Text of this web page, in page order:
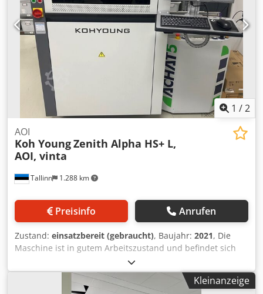
1 /2
Tallinn 1.288 km
AOI
Koh YoungZenith Alpha HS+ L,
AOI, vinta
Preisinfo Anrufen
Zustand: einsatzbereit (gebraucht), Baujahr: 2021, Die
Maschine ist in gutem Arbeitszustand und befindet sich
innerhalb der EU! Sofort für den Transport verfügbar.
Dedpfx Ajxpvh Hjlhswa Fragen Sie nach weiteren Details!
Kleinanzeige